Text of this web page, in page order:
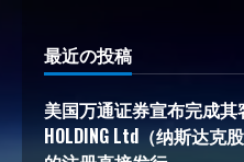
最近の投稿
美国万通证券宣布完成其
HOLDING Ltd（纳斯达克